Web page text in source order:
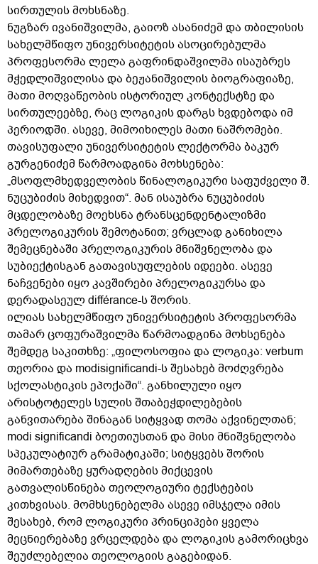
სირთულის მოხსნაზე.
ნუგზარ ივანიშვილმა, გაიოზ ასანიძემ და თბილისის
სახელმწიფო უნივერსიტეტის ასოცირებულმა
პროფესორმა ლელა გაფრინდაშვილმა ისაუბრეს
მჭედლიშვილისა და ბეჟანიშვილის ბიოგრაფიაზე,
მათი მოღვაწეობის ისტორიულ კონტექსტზე და
სირთულეებზე, რაც ლოგიკის დარგს ხვდებოდა იმ
პერიოდში. ასევე, მიმოიხილეს მათი ნაშრომები.
თავისუფალი უნივერსიტეტის ლექტორმა ბაკურ
გურგენიძემ წარმოადგინა მოხსენება:
„მსოფლმხედველობის წინალოგიკური საფუძველი შ.
ნუცუბიძის მიხედვით“. მან ისაუბრა ნუცუბიძის
მცდელობაზე მოეხსნა ტრანსცენდენტალიზმი
პრელოგიკურის შემოტანით; ვრცლად განიხილა
შემეცნებაში პრელოგიკურის მნიშვნელობა და
სუბიექტისგან გათავისუფლების იდეები. ასევე
ნაჩვენები იყო კავშირები პრელოგიკურსა და
დერადასეულ différance-ს შორის.
ილიას სახელმწიფო უნივერსიტეტის პროფესორმა
თამარ ცოფურაშვილმა წარმოადგინა მოხსენება
შემდეგ საკითხზე: „ფილოსოფია და ლოგიკა: verbum
თეორია და modisignificandi-ს შესახებ მოძღვრება
სქოლასტიკის ეპოქაში“. განხილული იყო
არისტოტელეს სულის შთაბეჭდილებების
განვითარება შინაგან სიტყვად თომა აქვინელთან;
modi significandi ბოეთიუსთან და მისი მნიშვნელობა
სპეკულატიურ გრამატიკაში; სიტყვებს შორის
მიმართებაზე ყურადღების მიქცევის
გათვალისწინება თეოლოგიური ტექსტების
კითხვისას. მომხსენებელმა ასევე იმსჯელა იმის
შესახებ, რომ ლოგიკური პრინციპები ყველა
მეცნიერებაზე ვრცელდება და ლოგიკის გამორიცხვა
შეუძლებელია თეოლოგიის გაგებიდან.